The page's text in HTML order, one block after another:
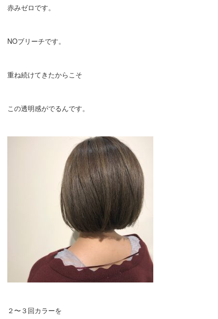
赤みゼロです。
NOブリーチです。
重ね続けてきたからこそ
この透明感がでるんです。
２〜３回カラーを